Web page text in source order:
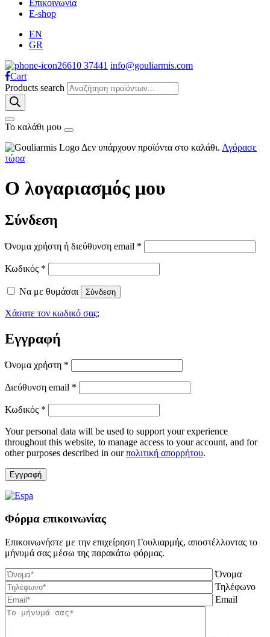
Επικοινωνία
E-shop
EN
GR
26610 37441 info@gouliarmis.com
Cart
Products search
Το καλάθι μου
Δεν υπάρχουν προϊόντα στο καλάθι. Αγόρασε
τώρα
Ο λογαριασμός μου
Σύνδεση
Όνομα χρήστη ή διεύθυνση email *
Κωδικός *
Να με θυμάσαι Σύνδεση
Χάσατε τον κωδικό σας;
Εγγραφή
Όνομα χρήστη *
Διεύθυνση email *
Κωδικός *
Your personal data will be used to support your experience
throughout this website, to manage access to your account, and for
other purposes described in ourπολιτική απορρήτου.
Εγγραφή
Φόρμα επικοινωνίας
Επικοινωνήστε με την επιχείρηση Γουλιαρμής, αποστέλλοντας το
μήνυμά σας μέσω της παρακάτω φόρμας.
Όνομα
Τηλέφωνο
Email